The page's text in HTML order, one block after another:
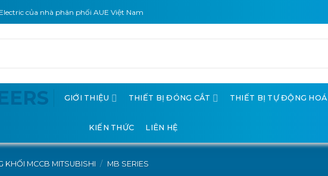
của nhà phân phối AUE Việt Nam
GIỚI THIỆU THIẾT BỊ ĐÓNG CẮT THIẾT BỊ TỰ ĐỘNG HOÁ
KIẾN THỨC LIÊN HỆ
MCCB MITSUBISHI / MB SERIES